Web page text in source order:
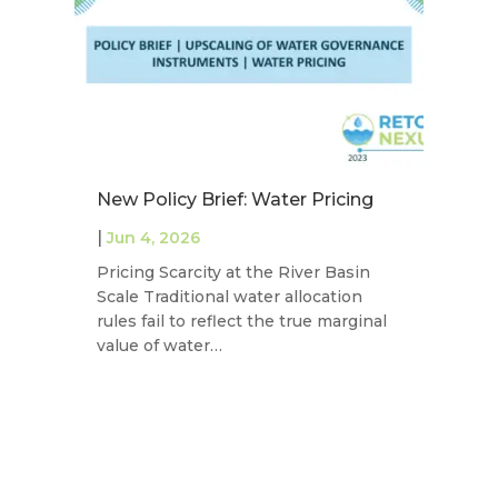
New Policy Brief: Water Pricing
| Jun 4, 2026
Pricing Scarcity at the River Basin
Scale Traditional water allocation
rules fail to reflect the true marginal
value of water…